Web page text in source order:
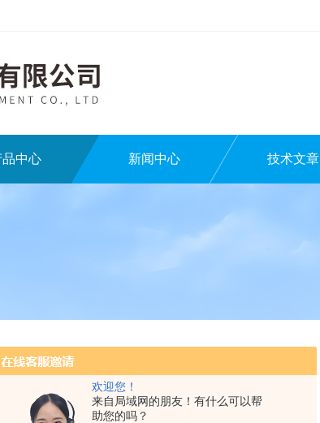
欢迎您！
来自局域网的朋友！有什么可以帮
助您的吗？
品中心 新闻中心 技术文章